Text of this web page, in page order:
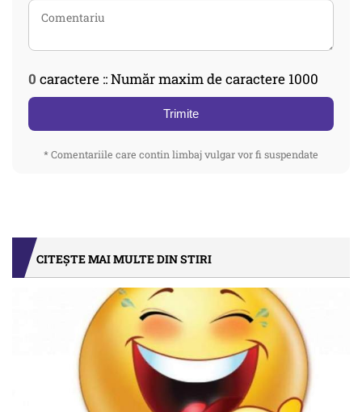
0 caractere :: Număr maxim de caractere 1000
Trimite
* Comentariile care contin limbaj vulgar vor fi suspendate
CITEȘTE MAI MULTE DIN STIRI